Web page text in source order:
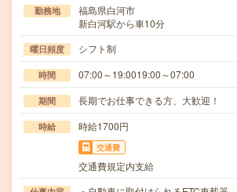
勤務地
福島県白河市
新白河駅から車10分
曜日頻度 シフト制
時間 07:00～19:0019:00～07:00
期間 長期でお仕事できる方、大歓迎！
時給 時給1700円
交通費
交通費規定内支給